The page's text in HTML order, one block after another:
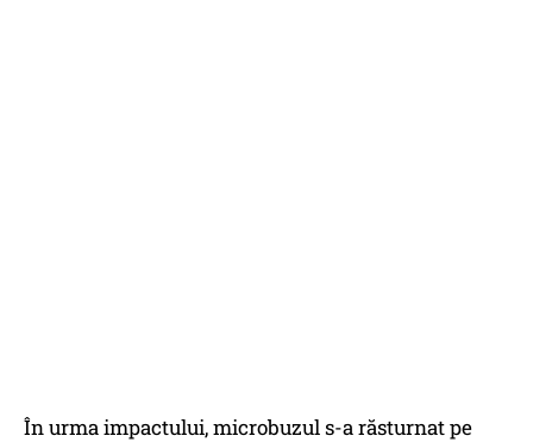
În urma impactului, microbuzul s-a răsturnat pe